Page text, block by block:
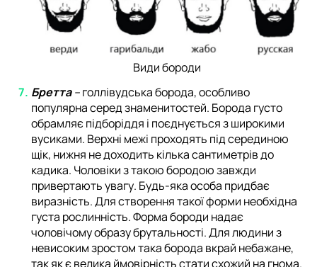
Види бороди
Бретта–голлівудська борода, особливо
популярна серед знаменитостей. Борода густо
обрамляє підборіддя і поєднується з широкими
вусиками. Верхні межі проходять під серединою
щік, нижня не доходить кілька сантиметрів до
кадика. Чоловіки з такою бородою завжди
привертають увагу. Будь-яка особа придбає
виразність. Для створення такої форми необхідна
густа рослинність. Форма бороди надає
чоловічому образу брутальності. Для людини з
невисоким зростом така борода вкрай небажане,
так як є велика ймовірність стати схожий на гнома.